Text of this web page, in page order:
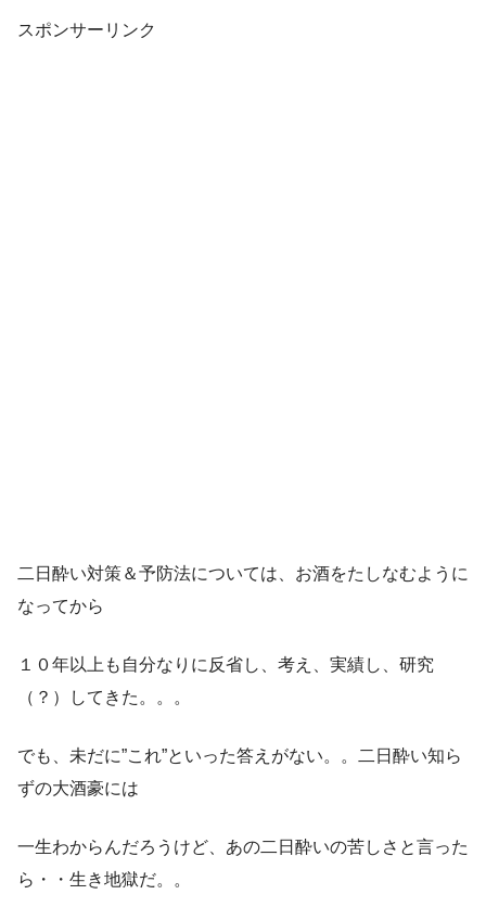
スポンサーリンク
二日酔い対策＆予防法については、お酒をたしなむように
なってから
１０年以上も自分なりに反省し、考え、実績し、研究
（？）してきた。。。
でも、未だに”これ”といった答えがない。。二日酔い知ら
ずの大酒豪には
一生わからんだろうけど、あの二日酔いの苦しさと言った
ら・・生き地獄だ。。